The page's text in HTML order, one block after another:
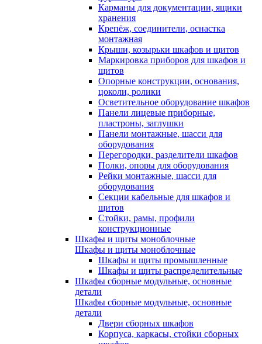
Карманы для документации, ящики
хранения
Крепёж, соединители, оснастка
монтажная
Крыши, козырьки шкафов и щитов
Маркировка приборов для шкафов и
щитов
Опорные конструкции, основания,
цоколи, ролики
Осветительное оборудование шкафов
Панели лицевые приборные,
пластроны, заглушки
Панели монтажные, шасси для
оборудования
Перегородки, разделители шкафов
Полки, опоры для оборудования
Рейки монтажные, шасси для
оборудования
Секции кабельные для шкафов и
щитов
Стойки, рамы, профили
конструкционные
Шкафы и щиты моноблочные
Шкафы и щиты моноблочные
Шкафы и щиты промышленные
Шкафы и щиты распределительные
Шкафы сборные модульные, основные
детали
Шкафы сборные модульные, основные
детали
Двери сборных шкафов
Корпуса, каркасы, стойки сборных